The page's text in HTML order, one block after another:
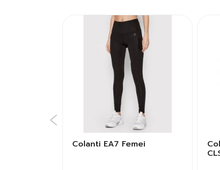
Colanti EA7 Femei